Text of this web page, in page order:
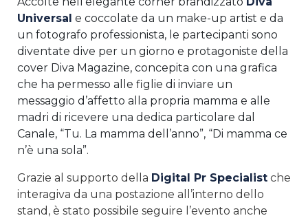
Universal e coccolate da un make-up artist e da
un fotografo professionista, le partecipanti sono
diventate dive per un giorno e protagoniste della
cover Diva Magazine, concepita con una grafica
che ha permesso alle figlie di inviare un
messaggio d’affetto alla propria mamma e alle
madri di ricevere una dedica particolare dal
Canale, “Tu. La mamma dell’anno”, “Di mamma ce
n’è una sola”.
Grazie al supporto della Digital Pr Specialist che
interagiva da una postazione all’interno dello
stand, è stato possibile seguire l’evento anche